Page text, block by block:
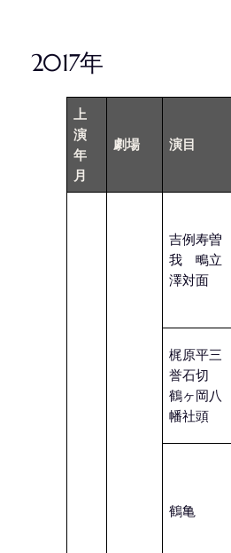
2017年
上
演
年
月
劇場 演目
吉例寿曽
我 鴫立
澤対面
梶原平三
誉石切
鶴ヶ岡八
幡社頭
鶴亀